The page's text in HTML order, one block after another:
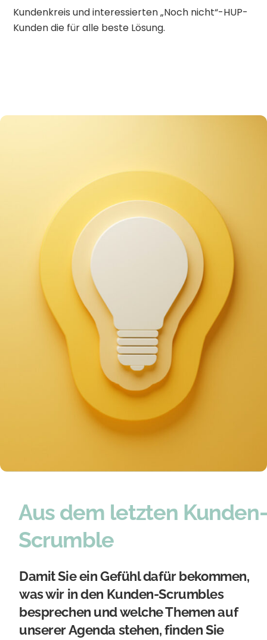
Kundenkreis und interessierten „Noch nicht“-HUP-
Kunden die für alle beste Lösung.
Aus dem letzten Kunden-
Scrumble
Damit Sie ein Gefühl dafür bekommen,
was wir in den Kunden-Scrumbles
besprechen und welche Themen auf
unserer Agenda stehen, finden Sie